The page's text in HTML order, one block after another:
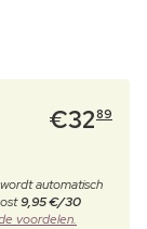
€3289
automatisch
9,95 €/30
voordelen.